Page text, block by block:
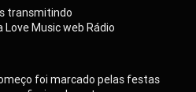
transmitindo
Music web Rádio
foi marcado pelas festas